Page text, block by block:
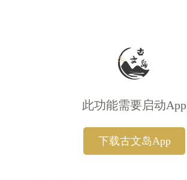
此功能需要启动App
下载古文岛App